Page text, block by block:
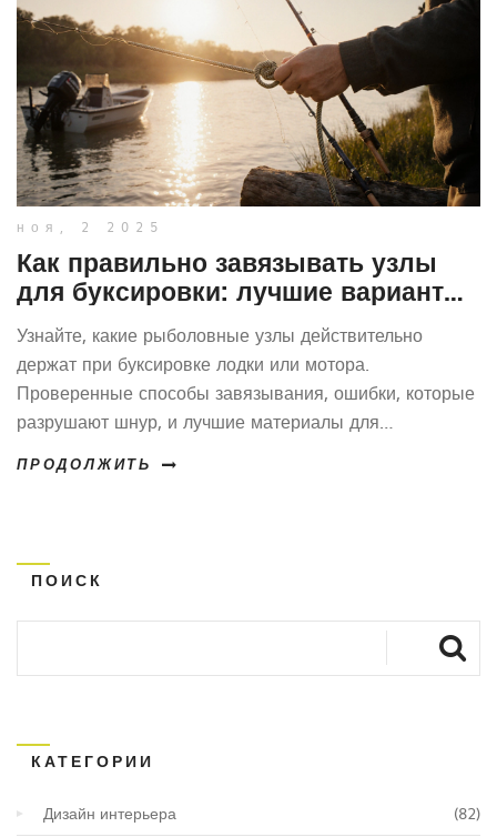
ноя, 2 2025
Как правильно завязывать узлы
для буксировки: лучшие варианты
и ошибки
Узнайте, какие рыболовные узлы действительно
держат при буксировке лодки или мотора.
Проверенные способы завязывания, ошибки, которые
разрушают шнур, и лучшие материалы для
ПРОДОЛЖИТЬ
ПОИСК
КАТЕГОРИИ
Дизайн интерьера (82)